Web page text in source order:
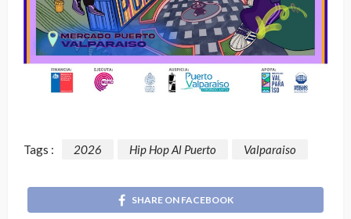
Tags : 2026 Hip Hop Al Puerto Valparaiso
SHARE ON FACEBOOK